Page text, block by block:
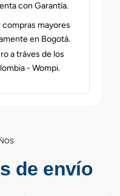
con Garantía.
mayores
en Bogotá.
a tráves de los
- Wompi.
de envío